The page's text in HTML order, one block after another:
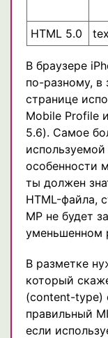
HTML 5.0
В браузере
по-разному, в
странице
Mobile Profile
5.6). Самое
особенности
ты должен
HTML-файла,
MP не будет
уменьшенном
В разметке
который
(content-type)
правильный
если